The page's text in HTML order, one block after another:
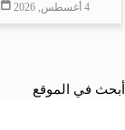
4 أغسطس, 2026
أبحث في الموقع